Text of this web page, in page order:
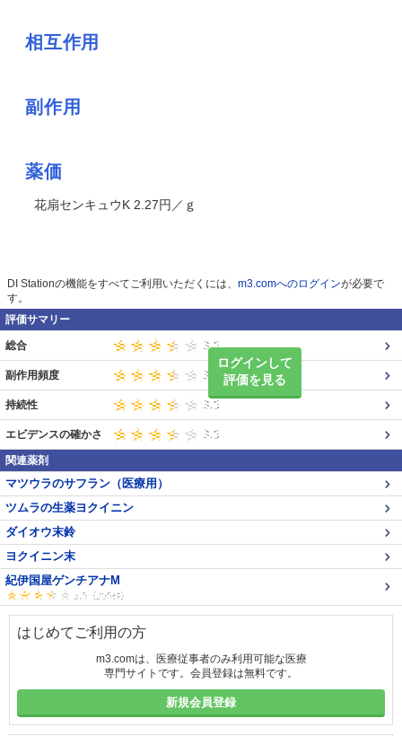
相互作用
副作用
薬価
花扇センキュウK 2.27円／ｇ
DI Stationの機能をすべてご利用いただくには、 m3.comへのログインが必要で
す。
評価サマリー
ログインして
評価を見る
総合
副作用頻度
持続性
エビデンスの確かさ
関連薬剤
マツウラのサフラン（医療用）
ツムラの生薬ヨクイニン
ダイオウ末鈴
ヨクイニン末
紀伊国屋ゲンチアナM
はじめてご利用の方
m3.comは、医療従事者のみ利用可能な医療
専門サイトです。会員登録は無料です。
新規会員登録